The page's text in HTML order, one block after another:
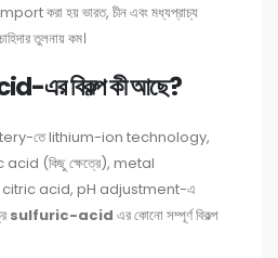
করা হয় ভারত, চীন এবং মধ্যপ্রাচ্য
তুলনায় কম।
বিকল্প কী আছে?
battery-তে lithium-ion technology,
(কিছু ক্ষেত্রে), metal
citric acid, pH adjustment-এ
sulfuric-acid এর কোনো সম্পূর্ণ বিকল্প